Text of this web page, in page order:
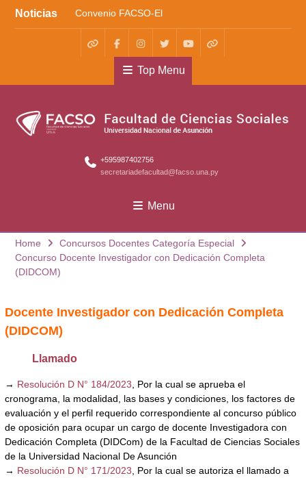
Noticias
Convenio FACSO-El
Cántaro
Kera yvoty en SciELO
Convenio FACSO – Ateneo
WhatsAppFacebookInstagram
X YoutubeTikTok
Top Menu
+595987402756
secretariadefacultad@facso.una.py
Menu
Home
Concursos Docentes Categoría Especial
Concurso Docente Investigador con Dedicación Completa
(DIDCOM)
Docente Investigador con Dedicación Completa
(DIDCOM)
Llamado
→ Resolución D N° 184/2023 , Por la cual se aprueba el
cronograma, la modalidad, las bases y condiciones, los factores de
evaluación y el perfil requerido correspondiente al concurso público
de oposición para ocupar un cargo de docente Investigadora con
Dedicación Completa (DIDCom) de la Facultad de Ciencias Sociales
de la Universidad Nacional De Asunción
→ Resolución D N° 171/2023 , Por la cual se autoriza el llamado a